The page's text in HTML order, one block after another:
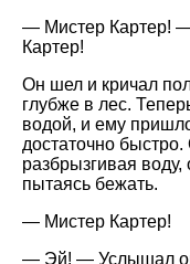
— Мистер Картер!
Картер!
Он шел и кричал
глубже в лес.
водой, и ему
достаточно
разбрызгивая
пытаясь бежать.
— Мистер Картер!
— Эй! — Услышал он